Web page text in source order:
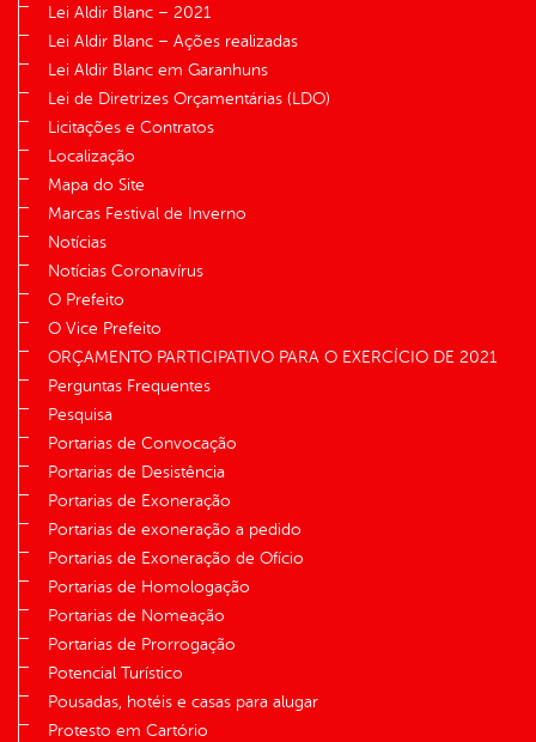
Lei Aldir Blanc – 2021
Lei Aldir Blanc – Ações realizadas
Lei Aldir Blanc em Garanhuns
Lei de Diretrizes Orçamentárias (LDO)
Licitações e Contratos
Localização
Mapa do Site
Marcas Festival de Inverno
Notícias
Notícias Coronavírus
O Prefeito
O Vice Prefeito
ORÇAMENTO PARTICIPATIVO PARA O EXERCÍCIO DE 2021
Perguntas Frequentes
Pesquisa
Portarias de Convocação
Portarias de Desistência
Portarias de Exoneração
Portarias de exoneração a pedido
Portarias de Exoneração de Ofício
Portarias de Homologação
Portarias de Nomeação
Portarias de Prorrogação
Potencial Turístico
Pousadas, hotéis e casas para alugar
Protesto em Cartório